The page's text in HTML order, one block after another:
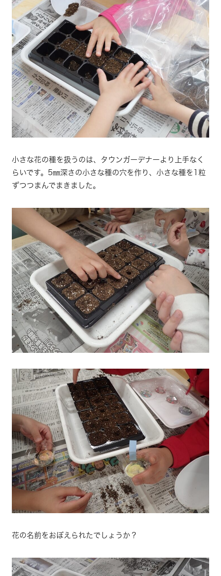
小さな花の種を扱うのは、タウンガーデナーより上手なく
らいです。5㎜深さの小さな種の穴を作り、小さな種を1粒
ずつつまんでまきました。
花の名前をおぼえられたでしょうか？